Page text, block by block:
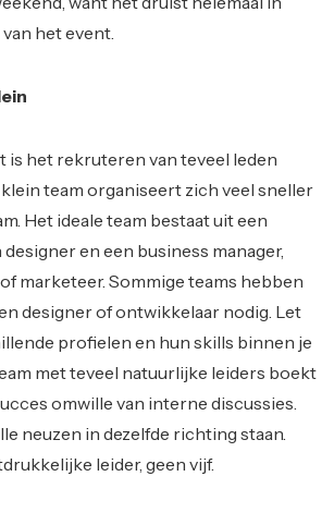
het event.
is het rekruteren van teveel leden
klein team organiseert zich veel sneller
Het ideale team bestaat uit een
en een business manager,
marketeer. Sommige teams hebben
designer of ontwikkelaar nodig. Let
profielen en hun skills binnen je
met teveel natuurlijke leiders boekt
omwille van interne discussies.
neuzen in dezelfde richting staan.
leider, geen vijf.